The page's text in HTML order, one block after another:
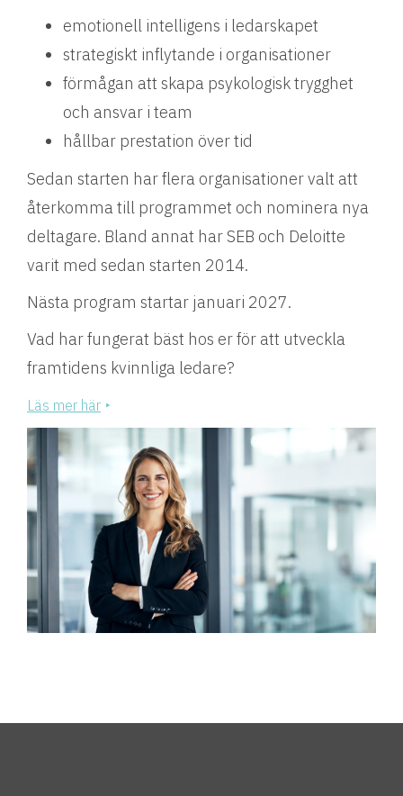
emotionell intelligens i ledarskapet
strategiskt inflytande i organisationer
förmågan att skapa psykologisk trygghet
och ansvar i team
hållbar prestation över tid
Sedan starten har flera organisationer valt att
återkomma till programmet och nominera nya
deltagare. Bland annat har SEB och Deloitte
varit med sedan starten 2014.
Nästa program startar januari 2027.
Vad har fungerat bäst hos er för att utveckla
framtidens kvinnliga ledare?
Läs mer här